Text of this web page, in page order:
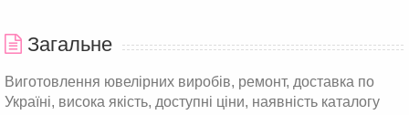
Загальне
Виготовлення ювелірних виробів, ремонт, доставка по
Україні, висока якість, доступні ціни, наявність каталогу